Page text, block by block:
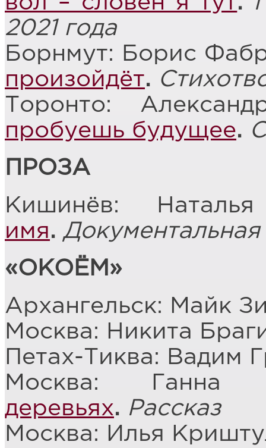
2021 года
Борнмут: Борис
произойдёт.
Торонто:
пробуешь будущее.
ПРОЗА
Кишинёв:
имя. Документальная
«ОКОЁМ»
Архангельск: Майк
Москва: Никита
Петах-Тиква: Вадим
Москва:
деревьях. Рассказ
Москва: Илья